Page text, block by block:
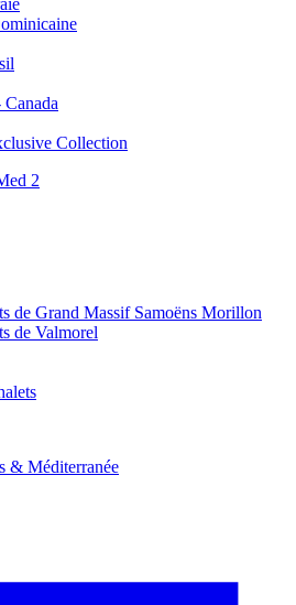
Collection
2
de Grand Massif Samoëns Morillon
de Valmorel
& Méditerranée